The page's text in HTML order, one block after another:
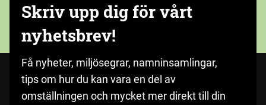
Skriv upp dig för vårt
nyhetsbrev!
Få nyheter, miljösegrar, namninsamlingar,
tips om hur du kan vara en del av
omställningen och mycket mer direkt till din